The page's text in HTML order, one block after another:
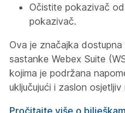
Očistite pokazivač
pokazivač.
Ova je značajka
sastanke Webex Suite
kojima je podržana
uključujući i zaslon
Pročitajte više o